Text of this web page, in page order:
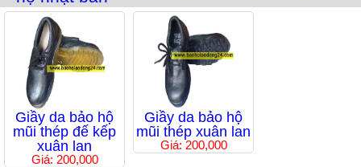
Giầy da bảo hộ
mũi thép đế kếp
xuân lan
Giá: 200,000
Giầy da bảo hộ
mũi thép xuân lan
Giá: 200,000